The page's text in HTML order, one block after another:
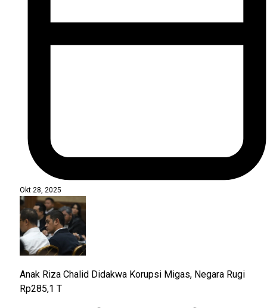
Okt 28, 2025
Anak Riza Chalid Didakwa Korupsi Migas, Negara Rugi
Rp285,1 T